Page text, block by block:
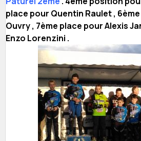
place pour Quentin Raulet ,
Ouvry , 7ème place pour Alexis
Enzo Lorenzini .